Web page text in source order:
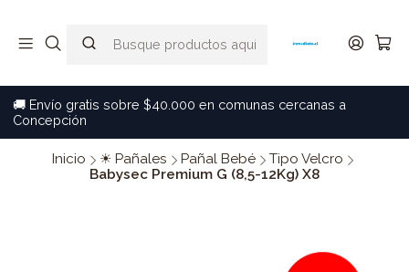
🚚 Envío gratis sobre $40.000 en comunas cercanas a
Concepción
Inicio ☀ Pañales Pañal Bebé
Tipo Velcro
Babysec Premium G (8,5-12Kg) X8